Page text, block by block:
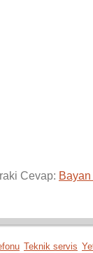
Cevap:
Teknik servis